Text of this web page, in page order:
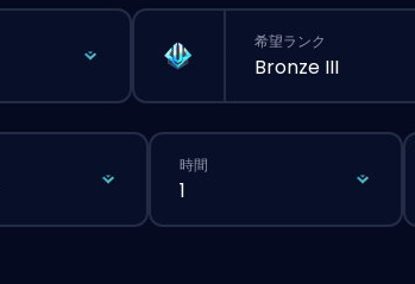
希望ランク
Bronze III
時間
1